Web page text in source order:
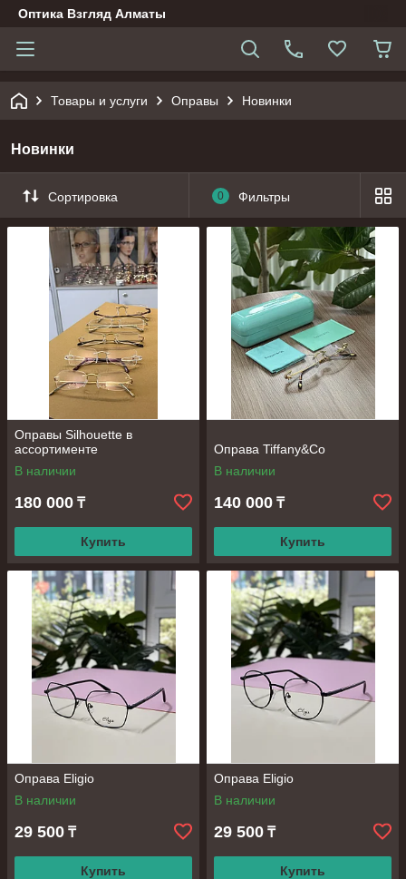
Оптика Взгляд Алматы
Товары и услуги Оправы Новинки
Новинки
Сортировка 0 Фильтры
Оправы Silhouette в
ассортименте
В наличии
180 000 ₸
Купить
Оправа Tiffany&Co
В наличии
140 000 ₸
Купить
Оправа Eligio
В наличии
29 500 ₸
Купить
Оправа Eligio
В наличии
29 500 ₸
Купить